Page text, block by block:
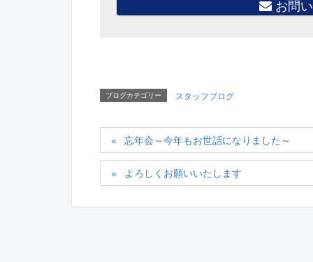
お問
ブログカテゴリー スタッフブログ
忘年会～今年もお世話になりました～
よろしくお願いいたします